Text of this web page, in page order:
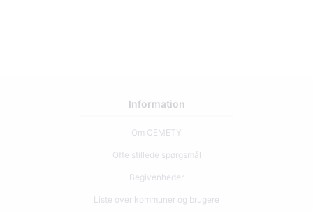
Information
Om CEMETY
Ofte stillede spørgsmål
Begivenheder
Liste over kommuner og brugere